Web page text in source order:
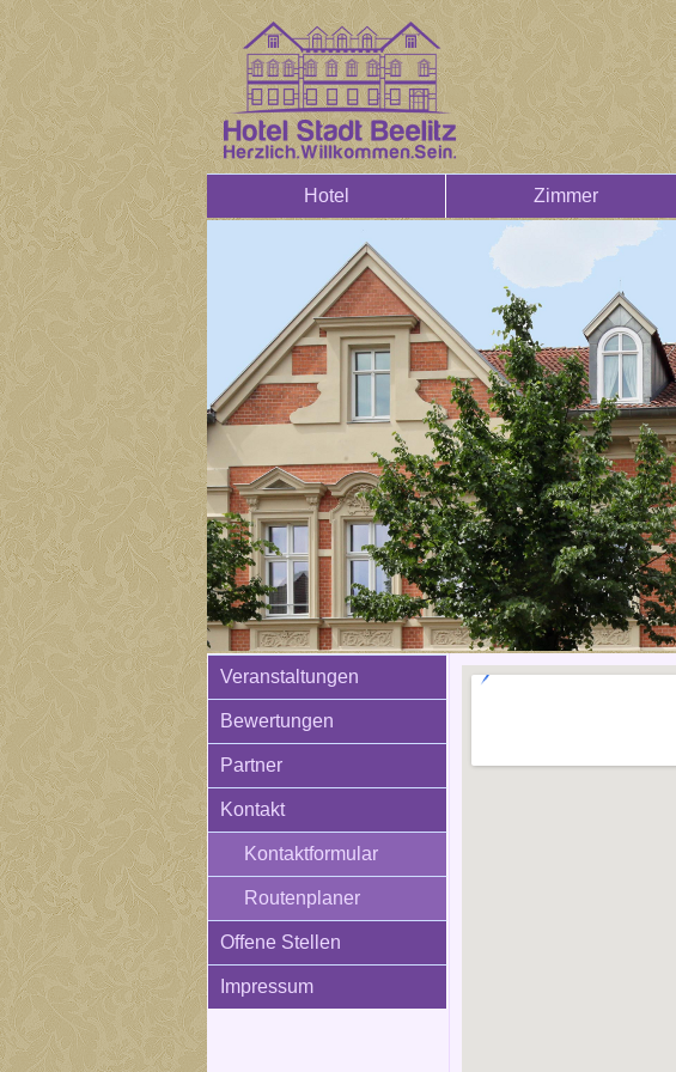
Hotel Zimmer
Veranstaltungen
Bewertungen
Partner
Kontakt
Kontaktformular
Routenplaner
Offene Stellen
Impressum